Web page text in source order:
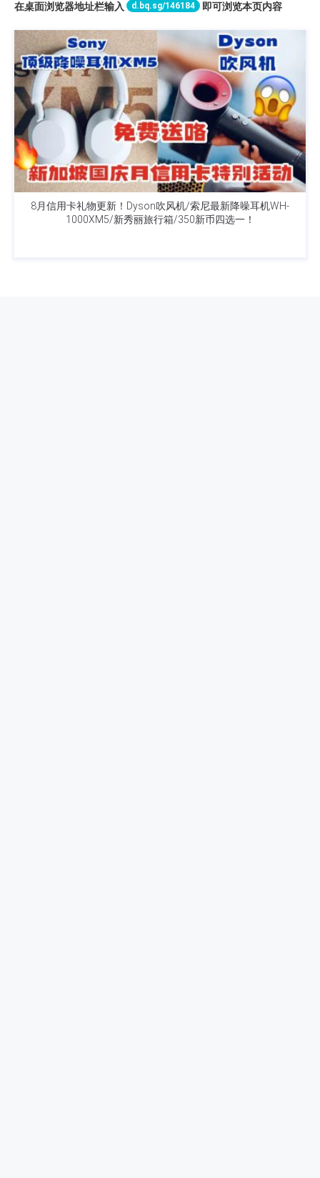
在桌面浏览器地址栏输入 d.bq.sg/146184 即可浏览本页内容
8月信用卡礼物更新！Dyson吹风机/索尼最新降噪耳机WH-
1000XM5/新秀丽旅行箱/350新币四选一！